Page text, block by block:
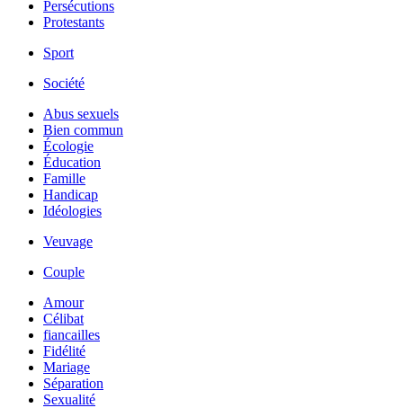
Persécutions
Protestants
Sport
Société
Abus sexuels
Bien commun
Écologie
Éducation
Famille
Handicap
Idéologies
Veuvage
Couple
Amour
Célibat
fiancailles
Fidélité
Mariage
Séparation
Sexualité